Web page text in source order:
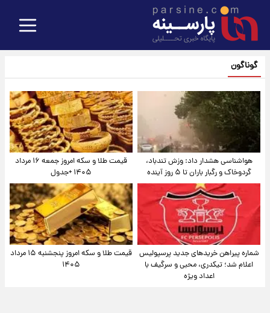
گوناگون
هواشناسی هشدار داد: وزش تندباد،
گردوخاک و رگبار باران تا ۵ روز آینده
قیمت طلا و سکه امروز جمعه ۱۶ مرداد
۱۴۰۵ +جدول
شماره پیراهن خریدهای جدید پرسپولیس
اعلام شد؛ تیکدری، محبی و سرگیف با
اعداد ویژه
قیمت طلا و سکه امروز پنجشنبه ۱۵ مرداد
۱۴۰۵